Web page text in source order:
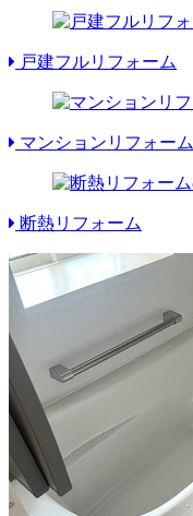
戸建フルリフォーム
マンションリフォーム
断熱リフォーム